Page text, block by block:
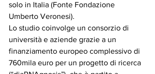
solo in Italia (Fonte Fondazione
Umberto Veronesi).
Lo studio coinvolge un consorzio di
università e aziende grazie a un
finanziamento europeo complessivo di
760mila euro per un progetto di ricerca